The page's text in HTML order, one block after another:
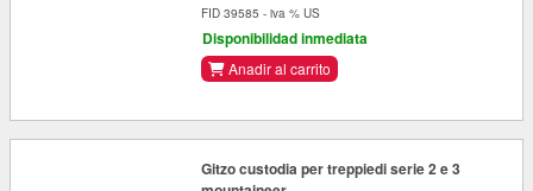
FID 39585 - iva % US
Disponibilidad inmediata
Anadir al carrito
Gitzo custodia per treppiedi serie 2 e 3